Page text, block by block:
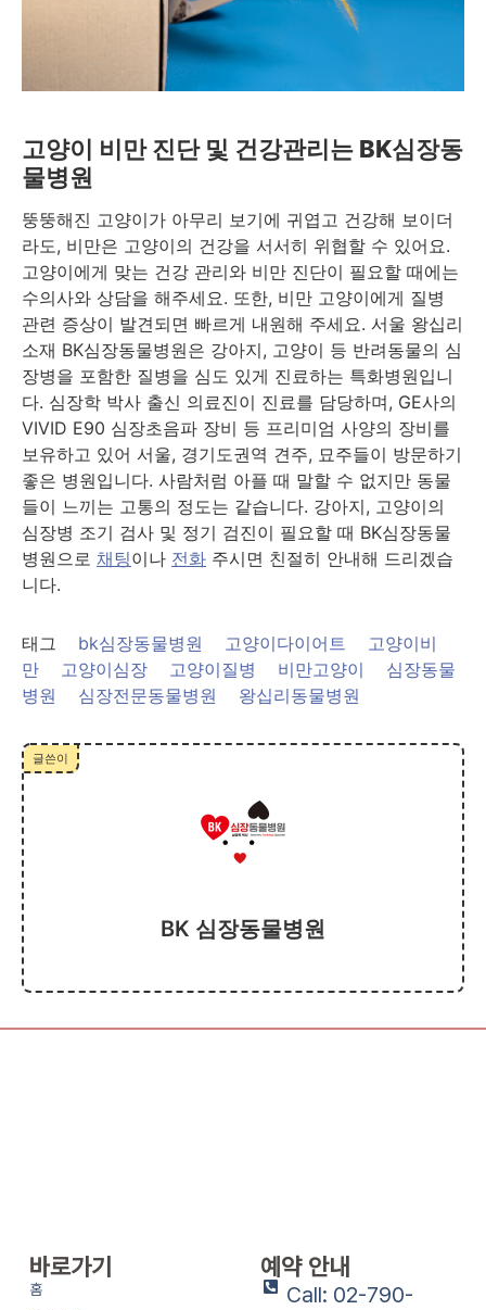
고양이 비만 진단 및 건강관리는 BK심장동
물병원
뚱뚱해진 고양이가 아무리 보기에 귀엽고 건강해 보이더
라도, 비만은 고양이의 건강을 서서히 위협할 수 있어요.
고양이에게 맞는 건강 관리와 비만 진단이 필요할 때에는
수의사와 상담을 해주세요. 또한, 비만 고양이에게 질병
관련 증상이 발견되면 빠르게 내원해 주세요. 서울 왕십리
소재 BK심장동물병원은 강아지, 고양이 등 반려동물의 심
장병을 포함한 질병을 심도 있게 진료하는 특화병원입니
다. 심장학 박사 출신 의료진이 진료를 담당하며, GE사의
VIVID E90 심장초음파 장비 등 프리미엄 사양의 장비를
보유하고 있어 서울, 경기도권역 견주, 묘주들이 방문하기
좋은 병원입니다. 사람처럼 아플 때 말할 수 없지만 동물
들이 느끼는 고통의 정도는 같습니다. 강아지, 고양이의
심장병 조기 검사 및 정기 검진이 필요할 때 BK심장동물
병원으로 채팅이나 전화 주시면 친절히 안내해 드리겠습
니다.
태그 bk심장동물병원 고양이다이어트
고양이비
만
고양이심장 고양이질병 비만고양이
심장동물
병원
심장전문동물병원 왕십리동물병원
글쓴이
BK 심장동물병원
바로가기
홈
예약 안내
Call: 02-790-